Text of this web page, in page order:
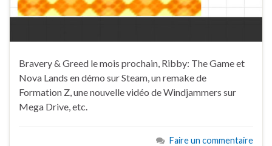
Bravery & Greed le mois prochain, Ribby: The Game et
Nova Lands en démo sur Steam, un remake de
Formation Z, une nouvelle vidéo de Windjammers sur
Mega Drive, etc.
Faire un commentaire